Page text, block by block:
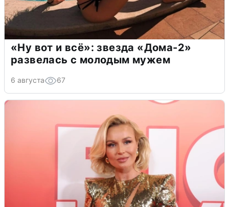
«Ну вот и всё»: звезда «Дома-2»
развелась с молодым мужем
6 августа 67